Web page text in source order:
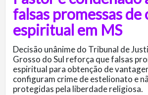
falsas promessas de
espiritual em MS
Decisão unânime do Tribunal de
Grosso do Sul reforça que falsas
espiritual para obtenção de
configuram crime de estelionato e
protegidas pela liberdade religiosa.